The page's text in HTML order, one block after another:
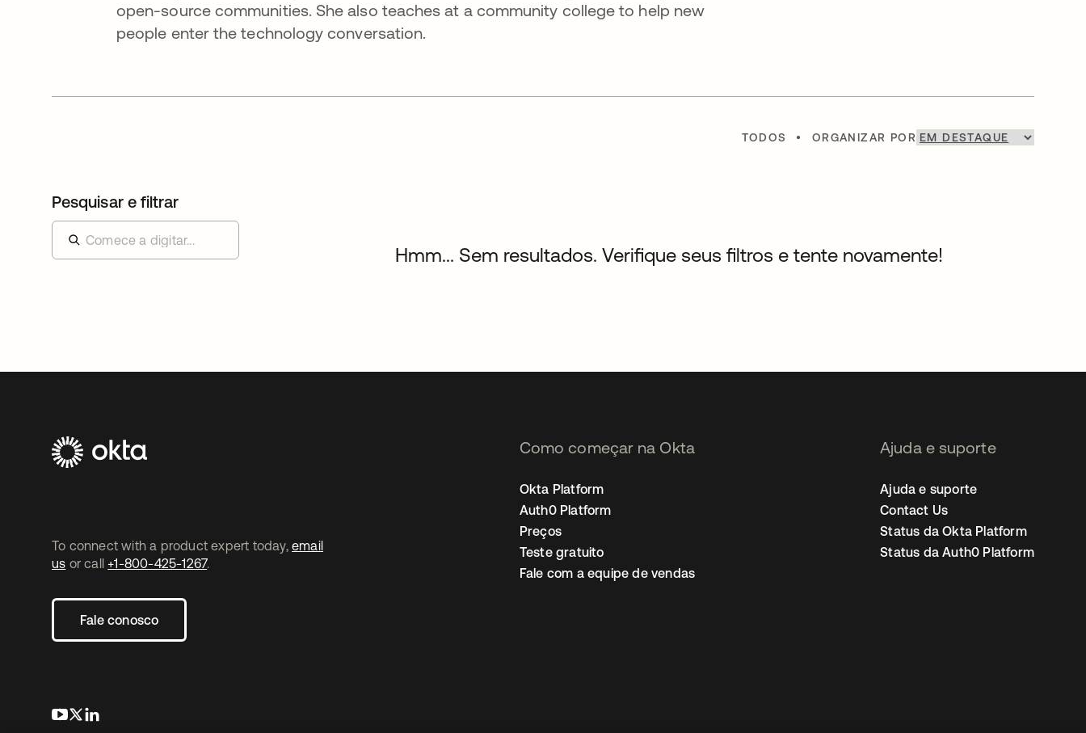
open-source communities. She also teaches at a community college to help new
people enter the technology conversation.
TODOS • ORGANIZAR POR
Pesquisar e filtrar
Hmm... Sem resultados. Verifique seus filtros e tente novamente!
To connect with a product expert today, email
us or call +1-800-425-1267.
Fale conosco
abre em uma nova guia
abre em uma nova guia
Como começar na Okta
Okta Platform
Auth0 Platform
Preços
Teste gratuito
Fale com a equipe de vendas
Ajuda e suporte
Ajuda e suporte
Contact Us
Status da Okta Platform
Status da Auth0 Platform